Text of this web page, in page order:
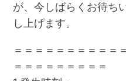
が、今しばらくお待ち
し上げます。
＝＝＝＝＝＝＝＝＝＝
＝＝＝＝＝＝＝＝＝